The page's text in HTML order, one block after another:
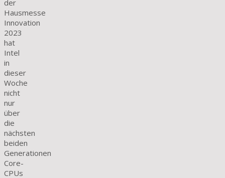
der
Hausmesse
Innovation
2023
hat
Intel
in
dieser
Woche
nicht
nur
über
die
nächsten
beiden
Generationen
Core-
CPUs